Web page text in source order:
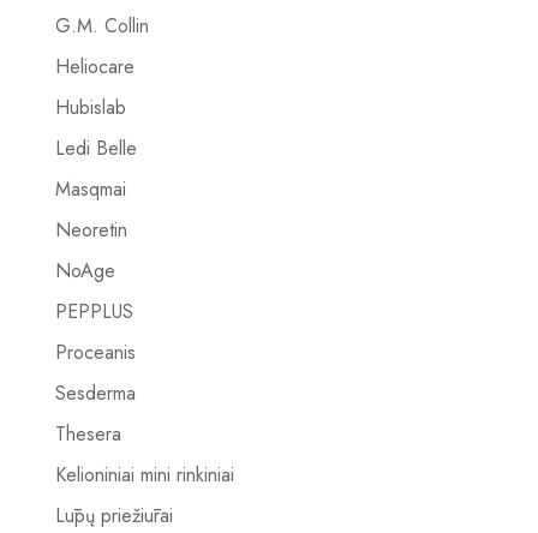
G.M. Collin
Heliocare
Hubislab
Ledi Belle
Masqmai
Neoretin
NoAge
PEPPLUS
Proceanis
Sesderma
Thesera
Kelioniniai mini rinkiniai
Lūpų priežiūrai